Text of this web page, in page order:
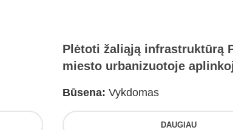
Plėtoti žaliąją infrastruktūrą
miesto urbanizuotoje
Būsena: Vykdomas
DAUGIAU